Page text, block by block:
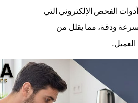
الفحص الإلكتروني التي
ودقة، مما يقلل من